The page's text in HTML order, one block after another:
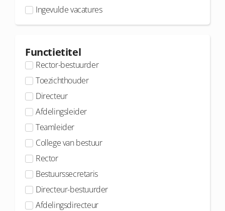
Ingevulde vacatures
Functietitel
Rector-bestuurder
Toezichthouder
Directeur
Afdelingsleider
Teamleider
College van bestuur
Rector
Bestuurssecretaris
Directeur-bestuurder
Afdelingsdirecteur